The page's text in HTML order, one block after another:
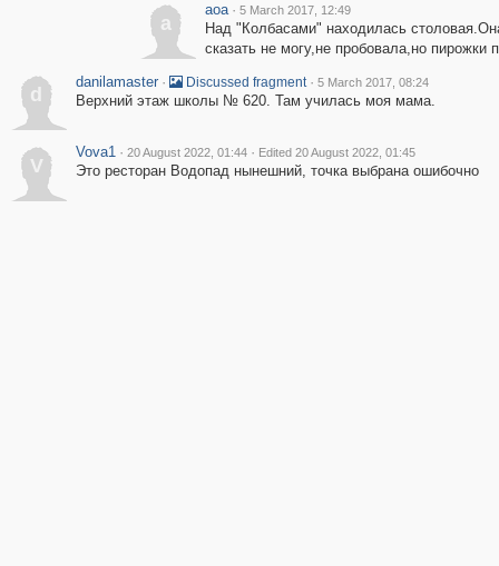
a
aoa · 5 March 2017, 12:49
Над "Колбасами" находилась
сказать не могу,не пробовала,но
d
danilamaster · Discussed fragment · 5 March 2017, 08:24
Верхний этаж школы № 620. Там училась моя мама.
V
Vova1 · 20 August 2022, 01:44 · Edited 20 August 2022, 01:45
Это ресторан Водопад нынешний, точка выбрана ошибочно